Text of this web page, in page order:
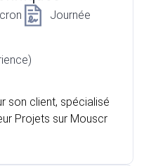
Journée
son client, spécialisé
Projets sur Mouscr